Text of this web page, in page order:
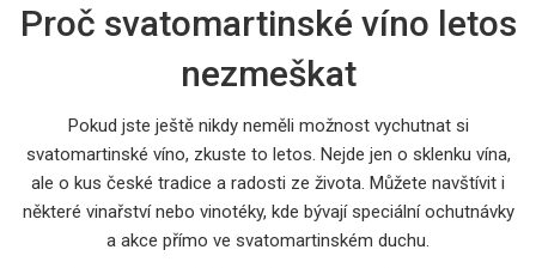
Proč svatomartinské víno letos
nezmeškat
Pokud jste ještě nikdy neměli možnost vychutnat si
svatomartinské víno, zkuste to letos. Nejde jen o sklenku vína,
ale o kus české tradice a radosti ze života. Můžete navštívit i
některé vinařství nebo vinotéky, kde bývají speciální ochutnávky
a akce přímo ve svatomartinském duchu.